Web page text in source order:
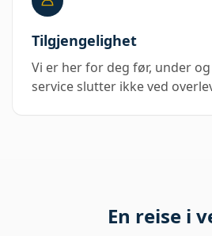
Tilgjengelighet
Vi er her for deg før, under
service slutter ikke ved
En reise i